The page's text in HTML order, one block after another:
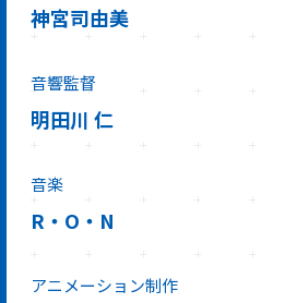
神宮司由美
音響監督
明田川 仁
音楽
R・O・N
アニメーション制作